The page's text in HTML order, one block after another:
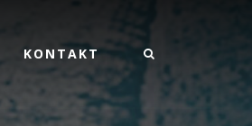
KONTAKT